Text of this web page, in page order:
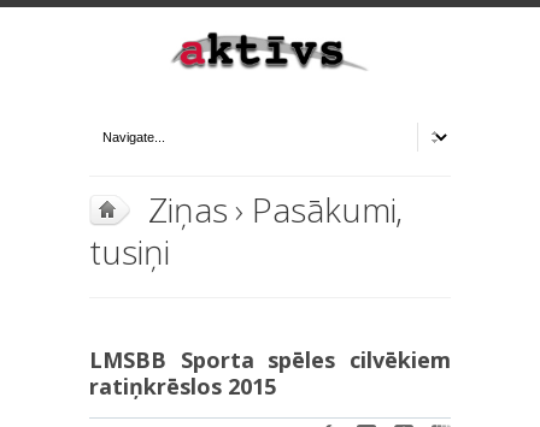
Ziņas› Pasākumi,
tusiņi
LMSBB Sporta spēles cilvēkiem
ratiņkrēslos 2015